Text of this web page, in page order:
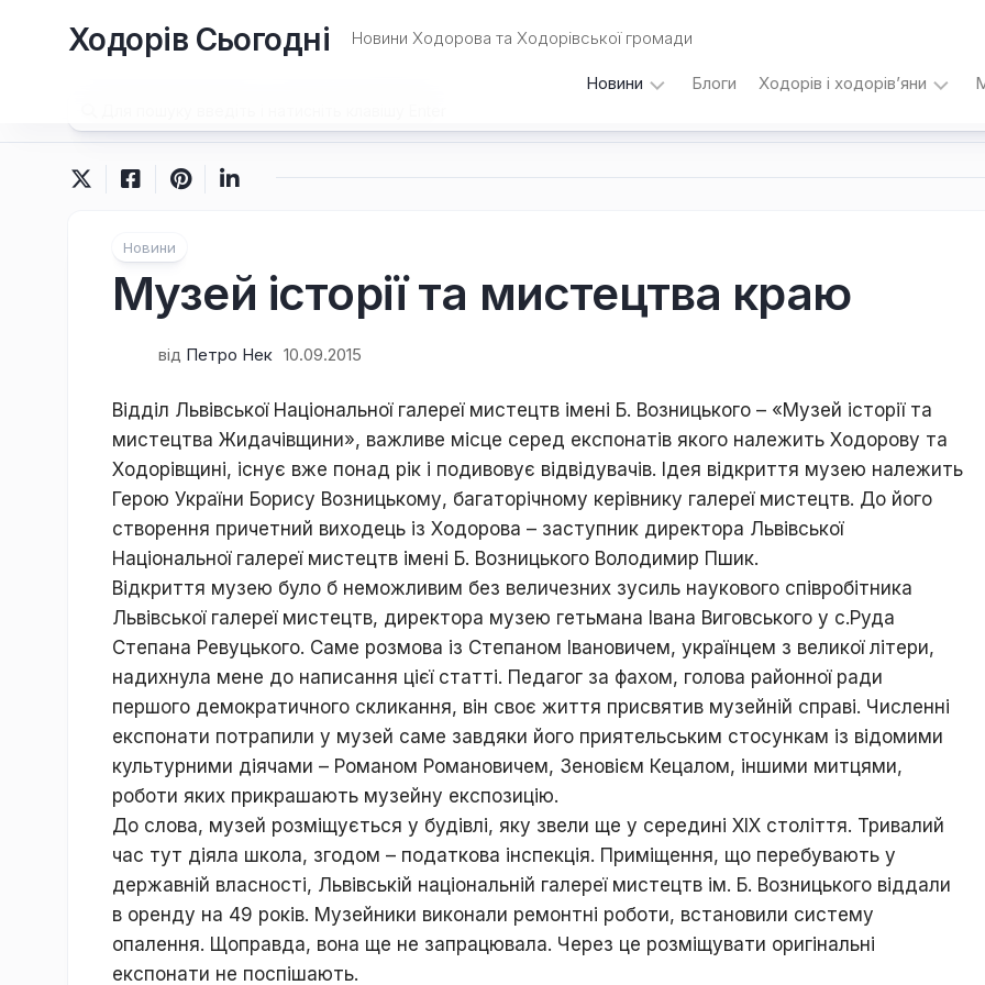
Ходорів Сьогодні Новини Ходорова та Ходорівської громади
Новини Блоги Ходорів і ходорів’яни
під
Дати,
з
приводу…
Уродженці
Ходорова
/
пов’язана
з
Хто
є
/
Ходорівський
Доля
заробітчанська
Зустрічі
даровані
долею
Новини
Музей історії та мистецтва краю
від Петро Нек 10.09.2015
Відділ Львівської Національної галереї мистецтв імені Б. Возницького – «Музей історії та
мистецтва Жидачівщини», важливе місце серед експонатів якого належить Ходорову та
Ходорівщині, існує вже понад рік і подивовує відвідувачів. Ідея відкриття музею належить
Герою України Борису Возницькому, багаторічному керівнику галереї мистецтв. До його
створення причетний виходець із Ходорова – заступник директора Львівської
Національної галереї мистецтв імені Б. Возницького Володимир Пшик.
Відкриття музею було б неможливим без величезних зусиль наукового співробітника
Львівської галереї мистецтв, директора музею гетьмана Івана Виговського у с.Руда
Степана Ревуцького. Саме розмова із Степаном Івановичем, українцем з великої літери,
надихнула мене до написання цієї статті. Педагог за фахом, голова районної ради
першого демократичного скликання, він своє життя присвятив музейній справі. Численні
експонати потрапили у музей саме завдяки його приятельським стосункам із відомими
культурними діячами – Романом Романовичем, Зеновієм Кецалом, іншими митцями,
роботи яких прикрашають музейну експозицію.
До слова, музей розміщується у будівлі, яку звели ще у середині XIX століття. Тривалий
час тут діяла школа, згодом – податкова інспекція. Приміщення, що перебувають у
державній власності, Львівській національній галереї мистецтв ім. Б. Возницького віддали
в оренду на 49 років. Музейники виконали ремонтні роботи, встановили систему
опалення. Щоправда, вона ще не запрацювала. Через це розміщувати оригінальні
експонати не поспішають.